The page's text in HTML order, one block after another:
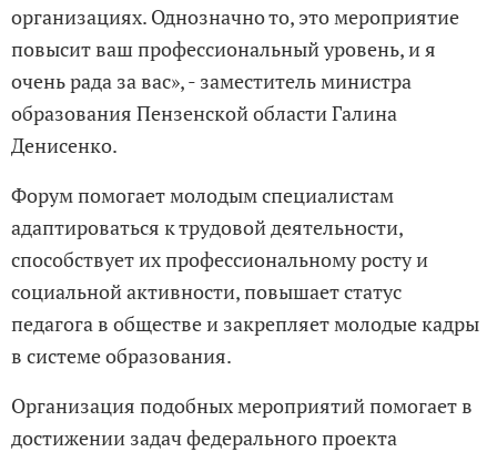
организациях. Однозначно то, это мероприятие
повысит ваш профессиональный уровень, и я
очень рада за вас», - заместитель министра
образования Пензенской области Галина
Денисенко.
Форум помогает молодым специалистам
адаптироваться к трудовой деятельности,
способствует их профессиональному росту и
социальной активности, повышает статус
педагога в обществе и закрепляет молодые кадры
в системе образования.
Организация подобных мероприятий помогает в
достижении задач федерального проекта